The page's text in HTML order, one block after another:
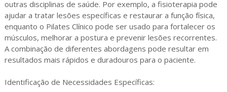
outras disciplinas de saúde. Por exemplo, a fisioterapia pode
ajudar a tratar lesões específicas e restaurar a função física,
enquanto o Pilates Clínico pode ser usado para fortalecer os
músculos, melhorar a postura e prevenir lesões recorrentes.
A combinação de diferentes abordagens pode resultar em
resultados mais rápidos e duradouros para o paciente.
Identificação de Necessidades Específicas: